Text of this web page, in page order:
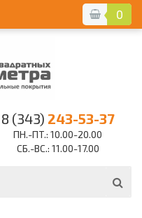
0
8 (343) 243-53-37
ПН.-ПТ.: 10.00-20.00
СБ.-ВС.: 11.00-17.00